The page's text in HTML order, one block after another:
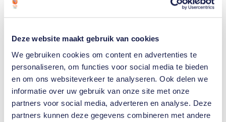
Deze website maakt gebruik van cookies
We gebruiken cookies om content en advertenties te
personaliseren, om functies voor social media te bieden
en om ons websiteverkeer te analyseren. Ook delen we
informatie over uw gebruik van onze site met onze
partners voor social media, adverteren en analyse. Deze
partners kunnen deze gegevens combineren met andere
Welke Nederlanders hebben er
ooit meegedaan aan de
Olympische Spelen?